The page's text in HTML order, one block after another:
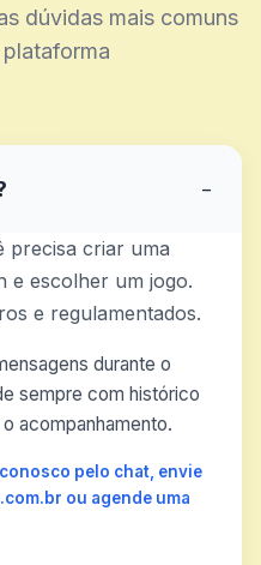
dúvidas mais comuns
−
precisa criar uma
e escolher um jogo.
e regulamentados.
durante o
sempre com histórico
acompanhamento.
pelo chat, envie
ou agende uma